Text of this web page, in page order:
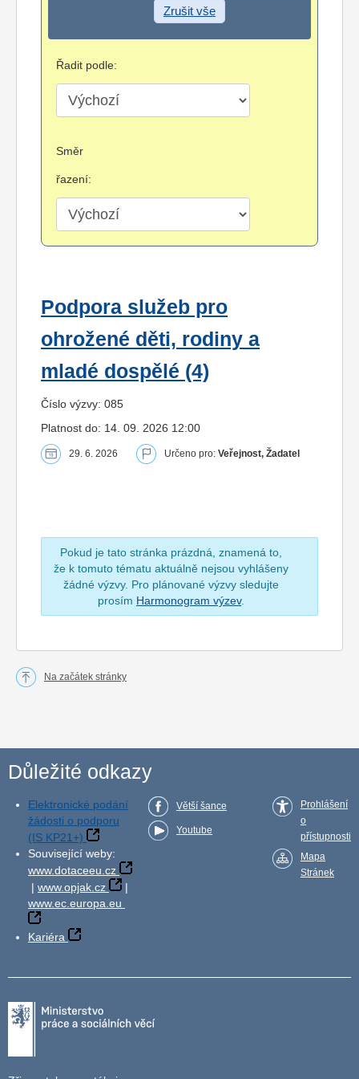
Zrušit vše
Řadit podle:
Směr
řazení:
Podpora služeb pro
ohrožené děti, rodiny a
mladé dospělé (4)
Číslo výzvy: 085
Platnost do: 14. 09. 2026 12:00
29. 6. 2026 Určeno pro: Veřejnost, Žadatel
Pokud je tato stránka prázdná, znamená to,
že k tomuto tématu aktuálně nejsou vyhlášeny
žádné výzvy. Pro plánované výzvy sledujte
prosím Harmonogram výzev.
Na začátek stránky
Důležité odkazy
Elektronické podání
žádosti o podporu
(IS KP21+)
Související weby:
www.dotaceeu.cz
| www.opjak.cz
|
www.ec.europa.eu
Kariéra
Větší šance
Youtube
Prohlášení
o
přístupnosti
Mapa
Stránek